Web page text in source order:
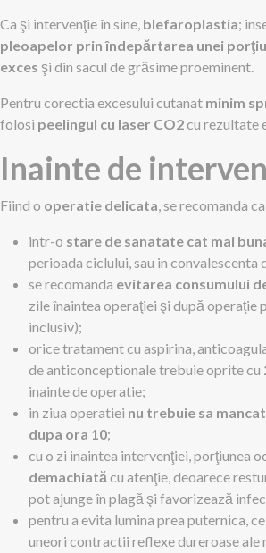
Ca şi intervenţie în sine, blefaroplastia;
pleoapelor prin îndepărtarea unei
exces şi din sacul de grăsime proeminent.
Pentru corectia excesului cutanat minim
folosi peelingul cu laser CO2cu rezultate
Inainte de
Fiind o operatie delicata, se recomanda
intr-o stare de sanatate cat mai
perioada ciclului, sau in convalescenta
se recomanda evitarea consumului
zile înaintea operaţiei şi după operaţie
inclusiv);
orice tratament cu aspirina,
de anticonceptionale trebuie oprite cu
inainte de operatie;
in ziua operatiei nu trebuie sa
dupa ora 10;
cu o zi inaintea intervenţiei, porţiunea
demachiatăcu atenţie, deoarece
pot ajunge în plagă şi favorizează
pentru a evita lumina prea puternica,
uneori contractii reflexe dureroase ale